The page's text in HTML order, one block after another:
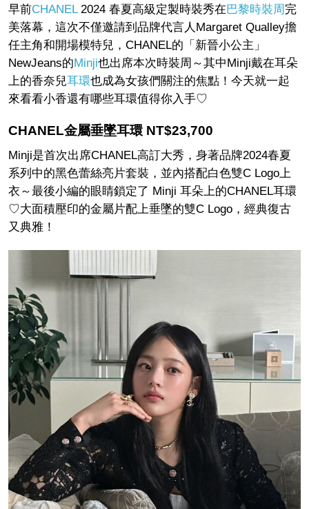
早前CHANEL2024 春夏高級定製時裝秀在巴黎時裝周 完
美落幕，這次不僅邀請到品牌代言人Margaret Qualley擔
任主角和開場模特兒，CHANEL的「新晉小公主」
NewJeans的Minji也出席本次時裝周～其中Minji戴在耳朵
上的香奈兒耳環也成為女孩們關注的焦點！今天就一起
來看看小香還有哪些耳環值得你入手♡
CHANEL金屬垂墜耳環 NT$23,700
Minji是首次出席CHANEL高訂大秀，身著品牌2024春夏
系列中的黑色蕾絲亮片套裝，並內搭配白色雙C Logo上
衣～最後小編的眼睛鎖定了 Minji 耳朵上的CHANEL耳環
♡大面積壓印的金屬片配上垂墜的雙C Logo，經典復古
又典雅！